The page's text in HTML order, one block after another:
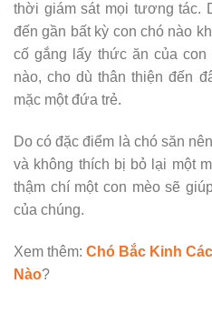
thời giám sát mọi tương tác.
đến gần bất kỳ con chó nào
cố gắng lấy thức ăn của
nào, cho dù thân thiện đến
mặc một đứa trẻ.
Do có đặc điểm là chó săn
và không thích bị bỏ lại một
thậm chí một con mèo sẽ
của chúng.
Xem thêm: Chó Bắc Kinh
Nào?